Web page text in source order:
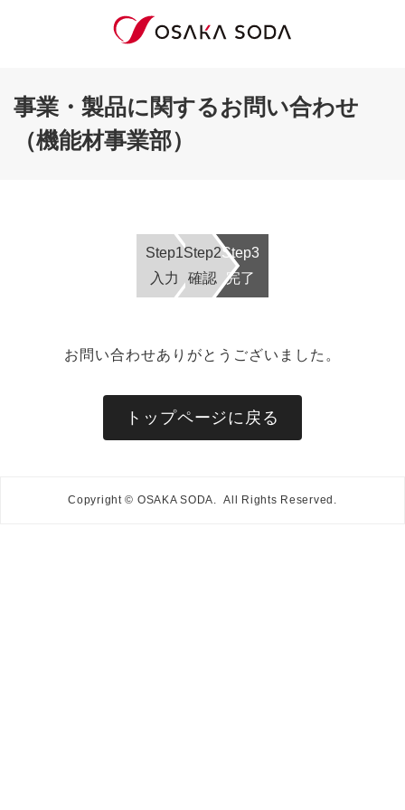
事業・製品に関するお問い合わせ
（機能材事業部）
Step1
入力
Step2
確認
Step3
完了
お問い合わせありがとうございました。
トップページに戻る
Copyright © OSAKA SODA. All Rights Reserved.